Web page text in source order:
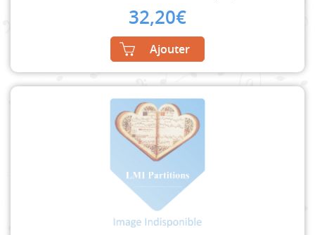
32,20€
Ajouter